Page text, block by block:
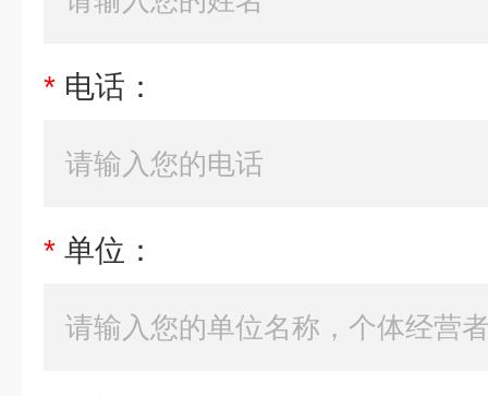
* 电话：
* 单位：